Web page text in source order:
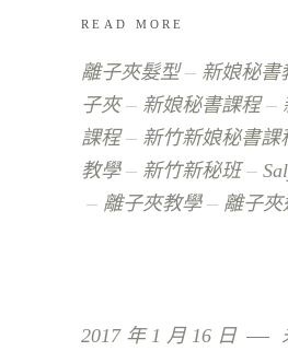
READ MORE
離子夾髮型 新娘秘書
子夾
新娘秘書課程
課程
新竹新娘秘書課
教學
新竹新秘班
離子夾教學
離子夾
2017 年 1 月 16 日